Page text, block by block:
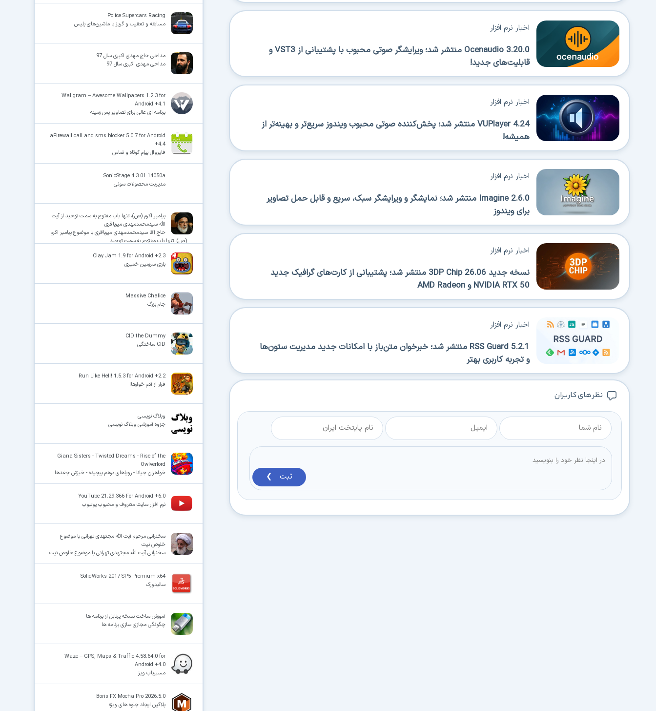
Ocenaudio 3.20.0 منتشر شد؛ ویرایشگر صوتی محبوب با پشتیبانی از VST3 و
قابلیت‌های جدید!
اخبار نرم افزار
VUPlayer 4.24 منتشر شد؛ پخش‌کننده صوتی محبوب ویندوز سریع‌تر و بهینه‌تر از
همیشه!
اخبار نرم افزار
Imagine 2.6.0 منتشر شد؛ نمایشگر و ویرایشگر سبک، سریع و قابل حمل تصاویر
برای ویندوز
اخبار نرم افزار
نسخه جدید 3DP Chip 26.06 منتشر شد؛ پشتیبانی از کارت‌های گرافیک جدید
NVIDIA RTX 50 و AMD Radeon
اخبار نرم افزار
RSS Guard 5.2.1 منتشر شد؛ خبرخوان متن‌باز با امکانات جدید مدیریت ستون‌ها
و تجربه کاربری بهتر
اخبار نرم افزار
نظر های کاربران
ثبت ❯
Police Supercars Racing
مسابقه و تعقیب و گریز با ماشین‌های پلیس
مداحی حاج مهدی اکبری سال 97
مداحی مهدی اکبری سال 97
Wallgram – Awesome Wallpapers 1.2.3 for
Android +4.1
برنامه ای عالی برای تصاویر پس زمینه
aFirewall call and sms blocker 5.0.7 for Android
+4.4
فایروال پیام کوتاه و تماس
SonicStage 4.3.01.14050a
مدیریت محصولات سونی
پیامبر اکرم (ص)، تنها باب مفتوح به سمت توحید از آیت
الله سیدمحمدمهدی میرباقری
حاج آقا سیدمحمدمهدی میرباقری با موضوع پیامبر اکرم
(ص)، تنها باب مفتوح به سمت توحید
Clay Jam 1.9 for Android +2.3
بازی سرزمین خمیری
Massive Chalice
جام بزرگ
CID the Dummy
CID ساختگی
Run Like Hell! 1.5.3 for Android +2.2
فرار از آدم خوارها!
وبلاگ نویسی
جزوه آموزشی وبلاگ نویسی
Giana Sisters - Twisted Dreams - Rise of the
Owlverlord
خواهران جیانا - رویاهای درهم پیچیده - خیزش جغدها
YouTube 21.29.366 For Android +6.0
نرم افزار سایت معروف و محبوب یوتیوب
سخنرانی مرحوم آیت الله مجتهدی تهرانی با موضوع
خلوص نیت
سخنرانی آیت الله مجتهدی تهرانی با موضوع خلوص نیت
SolidWorks 2017 SP5 Premium x64
سالیدورک
آموزش ساخت نسخه پرتابل از برنامه ها
چگونگی مجازی سازی برنامه ها
Waze – GPS, Maps & Traffic 4.58.64.0 for
Android +4.0
مسیریاب ویز
Boris FX Mocha Pro 2026.5.0
پلاگین ایجاد جلوه های ویژه